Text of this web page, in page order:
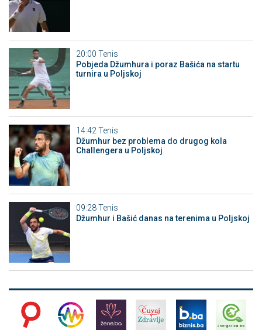
20:00 Tenis
Pobjeda Džumhura i poraz Bašića na startu
turnira u Poljskoj
14:42 Tenis
Džumhur bez problema do drugog kola
Challengera u Poljskoj
09:28Tenis
Džumhur i Bašić danas na terenima u Poljskoj